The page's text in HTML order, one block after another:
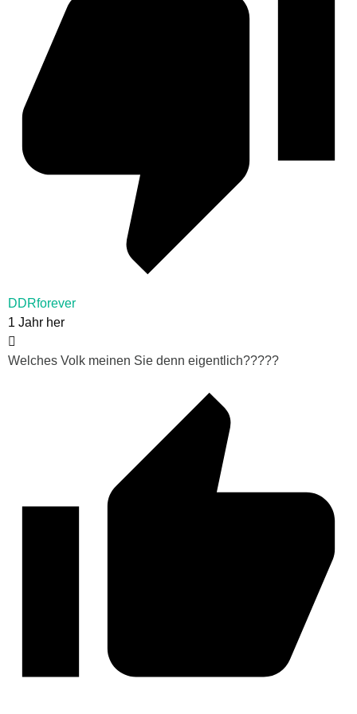
DDRforever
1 Jahr her
Welches Volk meinen Sie denn eigentlich?????